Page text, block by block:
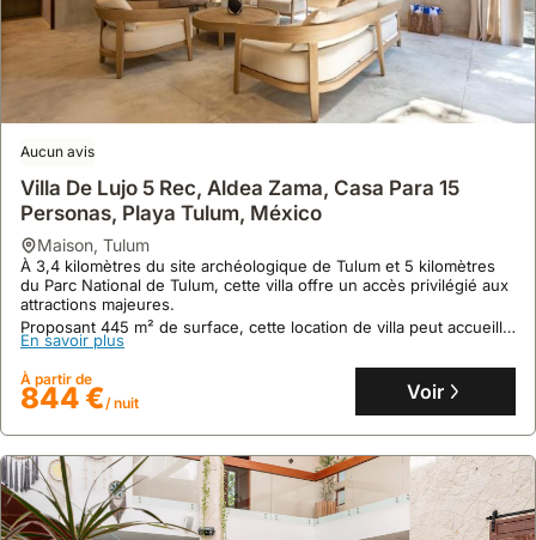
Aucun avis
Casa Alegria By Sandy Powerful
Dans le quartier La Veleta à Tulum, cette maison de vacances se
trouve à moins de 2 kilomètres du Holistika Art Walk et de l'Hôpital
et une cuisine entièrement équipée, à proximité du centre
commercial Hunab Lifestyle et du parc Jaguar.
En savoir plus
À partir de
444 €/ nuit Voir
Aucun avis
Villa De Lujo 5 Rec, Aldea Zama, Casa Para 15
Personas, Playa Tulum, México
maison, Tulum
À 3,4 kilomètres du site archéologique de Tulum et 5 kilomètres
du Parc National de Tulum, cette villa offre un accès privilégié aux
attractions majeures.
Proposant 445 m² de surface, cette location de villa peut accueillir
18 personnes avec ses 5 chambres et 5 salles de bain, incluant
une salle de fitness privée et un jardin luxuriant.
En savoir plus
À partir de
844 €/ nuit Voir